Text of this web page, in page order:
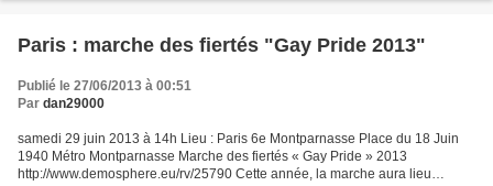
Paris : marche des fiertés "Gay Pride 2013"
Publié le 27/06/2013 à 00:51
Par dan29000
samedi 29 juin 2013 à 14h Lieu : Paris 6e Montparnasse Place du 18 Juin
1940 Métro Montparnasse Marche des fiertés « Gay Pride » 2013
http://www.demosphere.eu/rv/25790 Cette année, la marche aura lieu